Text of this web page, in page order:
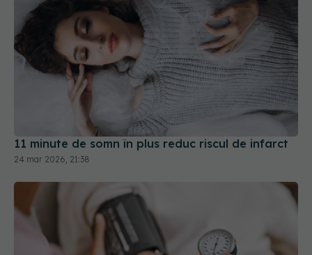
11 minute de somn în plus reduc riscul de infarct
24 mar 2026, 21:38